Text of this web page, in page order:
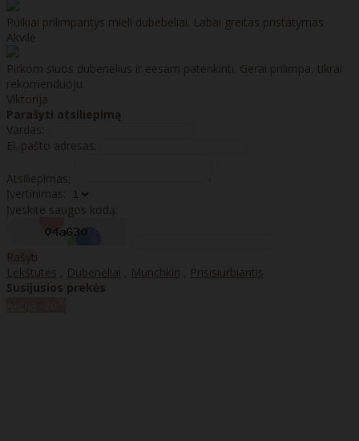
Puikiai prilimpantys mieli dubebėliai. Labai greitas pristatymas.
Akvilė
Pirkom siuos dubenelius ir eesam patenkinti. Gerai prilimpa, tikrai
rekomenduoju.
Viktorija
Parašyti atsiliepimą
Vardas:
El. pašto adresas:
Atsiliepimas:
Įvertinimas:
Įveskite saugos kodą:
Rašyti
Lėkštutės , Dubenėliai , Munchkin , Prisisiurbiantis
Susijusios prekės